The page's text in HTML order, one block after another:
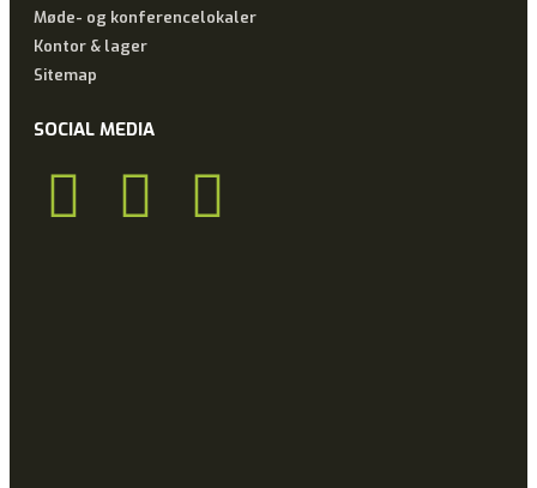
Møde- og konferencelokaler
Kontor & lager
Sitemap
SOCIAL MEDIA